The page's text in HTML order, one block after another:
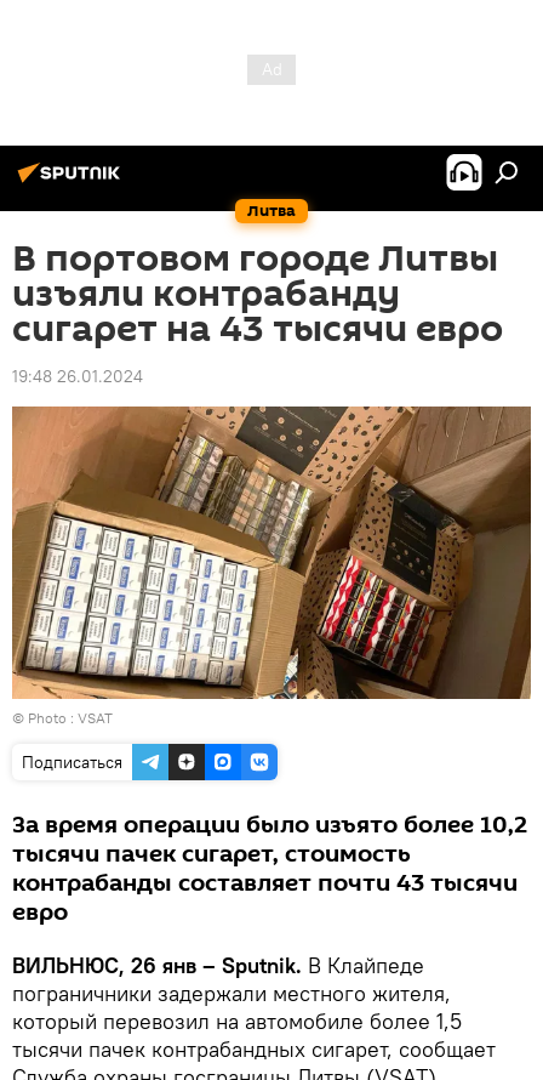
Литва
В портовом городе Литвы
изъяли контрабанду
сигарет на 43 тысячи евро
19:48 26.01.2024
© Photo : VSAT
Подписаться
За время операции было изъято более 10,2
тысячи пачек сигарет, стоимость
контрабанды составляет почти 43 тысячи
евро
ВИЛЬНЮС, 26 янв – Sputnik. В Клайпеде
пограничники задержали местного жителя,
который перевозил на автомобиле более 1,5
тысячи пачек контрабандных сигарет, сообщает